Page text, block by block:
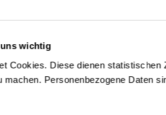
wichtig
Cookies. Diese dienen statistischen
machen. Personenbezogene Daten
sollten